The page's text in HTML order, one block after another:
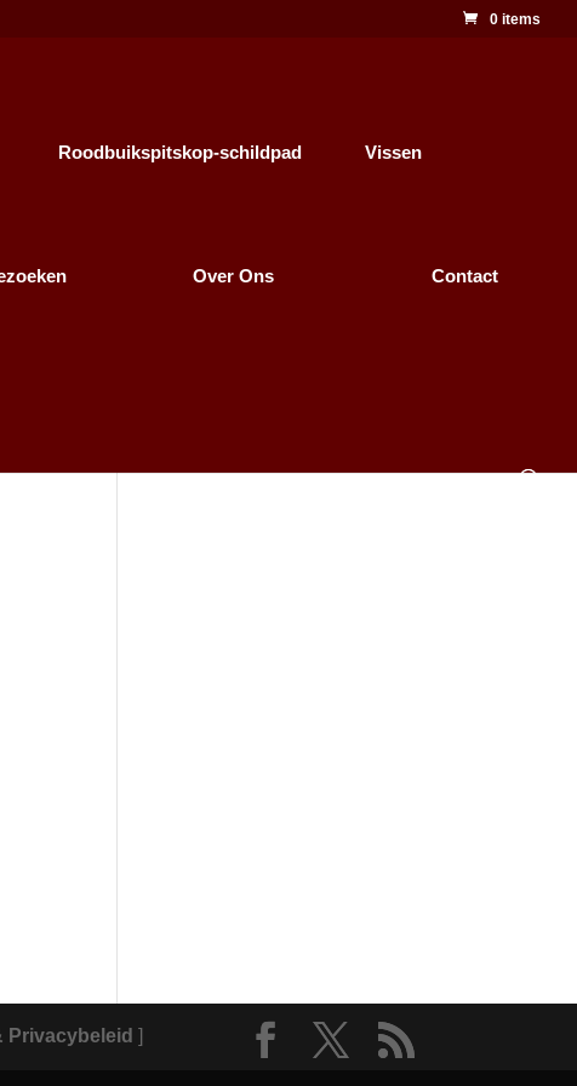
0 items
Roodbuikspitskop-schildpad Vissen
Over Ons Contact
Privacybeleid ]